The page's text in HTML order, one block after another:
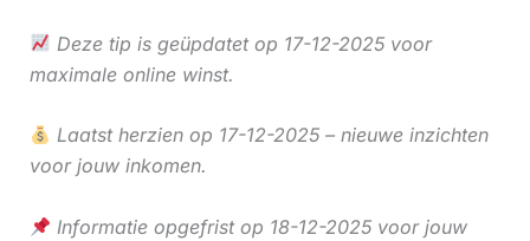
Deze tip is geüpdatet op 17-12-2025 voor
maximale online winst.
Laatst herzien op 17-12-2025 – nieuwe inzichten
voor jouw inkomen.
Informatie opgefrist op 18-12-2025 voor jouw